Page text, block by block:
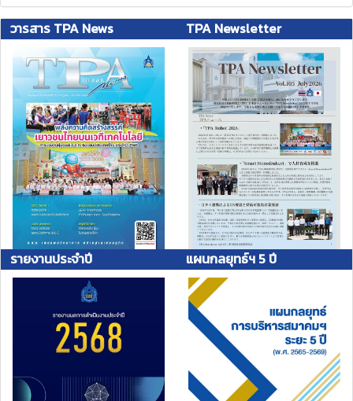
วารสาร TPA News TPA Newsletter
รายงานประจำปี แผนกลยุทธ์ฯ 5 ปี